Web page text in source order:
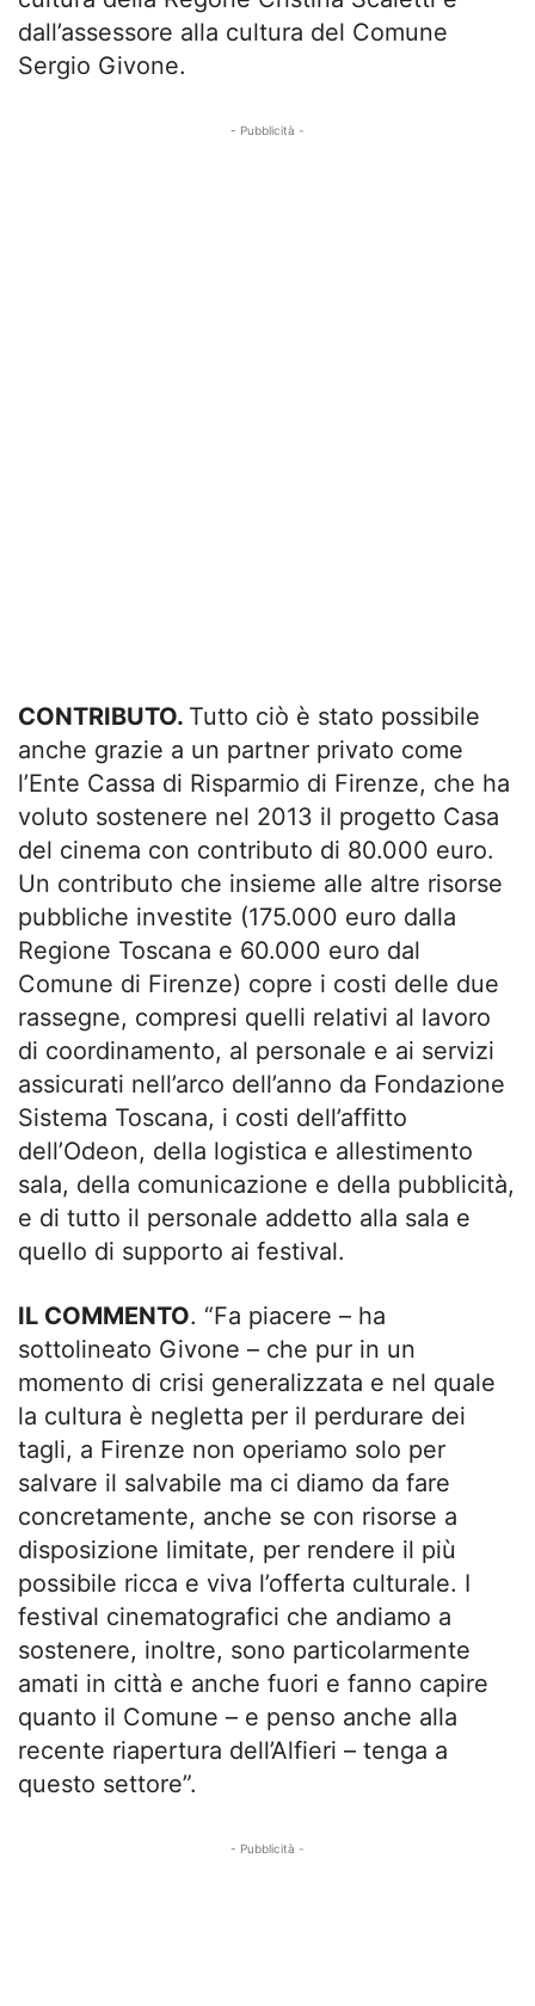
dall’assessore alla cultura del Comune
Sergio Givone.
- Pubblicità -
CONTRIBUTO. Tutto ciò è stato possibile
anche grazie a un partner privato come
l’Ente Cassa di Risparmio di Firenze, che ha
voluto sostenere nel 2013 il progetto Casa
del cinema con contributo di 80.000 euro.
Un contributo che insieme alle altre risorse
pubbliche investite (175.000 euro dalla
Regione Toscana e 60.000 euro dal
Comune di Firenze) copre i costi delle due
rassegne, compresi quelli relativi al lavoro
di coordinamento, al personale e ai servizi
assicurati nell’arco dell’anno da Fondazione
Sistema Toscana, i costi dell’affitto
dell’Odeon, della logistica e allestimento
sala, della comunicazione e della pubblicità,
e di tutto il personale addetto alla sala e
quello di supporto ai festival.
IL COMMENTO. “Fa piacere – ha
sottolineato Givone – che pur in un
momento di crisi generalizzata e nel quale
la cultura è negletta per il perdurare dei
tagli, a Firenze non operiamo solo per
salvare il salvabile ma ci diamo da fare
concretamente, anche se con risorse a
disposizione limitate, per rendere il più
possibile ricca e viva l’offerta culturale. I
festival cinematografici che andiamo a
sostenere, inoltre, sono particolarmente
amati in città e anche fuori e fanno capire
quanto il Comune – e penso anche alla
recente riapertura dell’Alfieri – tenga a
questo settore”.
- Pubblicità -